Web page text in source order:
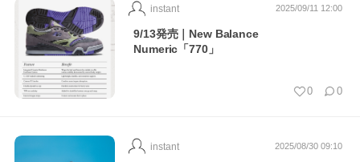
2025/09/11 12:00
instant
9/13発売｜New Balance
Numeric「770」
0 0
2025/08/30 09:10
instant